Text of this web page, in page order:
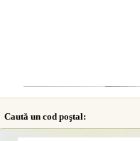
Caută un cod poştal: